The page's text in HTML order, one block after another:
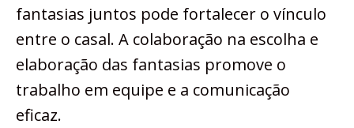
fantasias juntos pode fortalecer o vínculo
entre o casal. A colaboração na escolha e
elaboração das fantasias promove o
trabalho em equipe e a comunicação
eficaz.